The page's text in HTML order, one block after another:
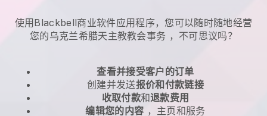
使用Blackbell商业软件应用程序，您可以随时随地经营
您的乌克兰希腊天主教教会事务 ，不可思议吗？
查看并接受客户的订单
创建并发送报价和付款链接
收取付款和退款费用
编辑您的内容 ，主页和服务